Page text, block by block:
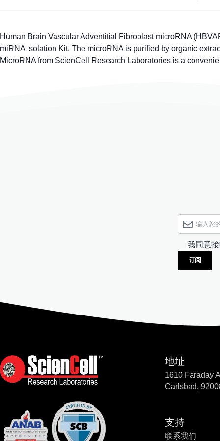
Human Brain Vascular Adventitial Fibroblast microRNA
miRNA Isolation Kit. The microRNA is purified by organic
MicroRNA from ScienCell Research Laboratories is a
我同意
订阅
地址
1610 Faraday
Carlsbad,
支持
联系我们